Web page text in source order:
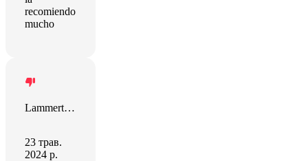
recomiendo
mucho
Lammert Westerhoff
23 трав.
2024 р.